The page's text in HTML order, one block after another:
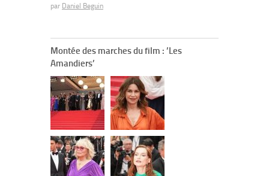
par Daniel Beguin
Montée des marches du film : ’Les
Amandiers’